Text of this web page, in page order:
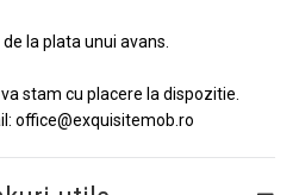
la plata unui avans.
stam cu placere la dispozitie.
office@exquisitemob.ro